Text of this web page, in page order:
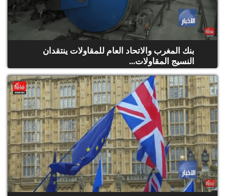
بنك المغرب والاتحاد العام للمقاولات ينتقدان
النسيج المقاولات...